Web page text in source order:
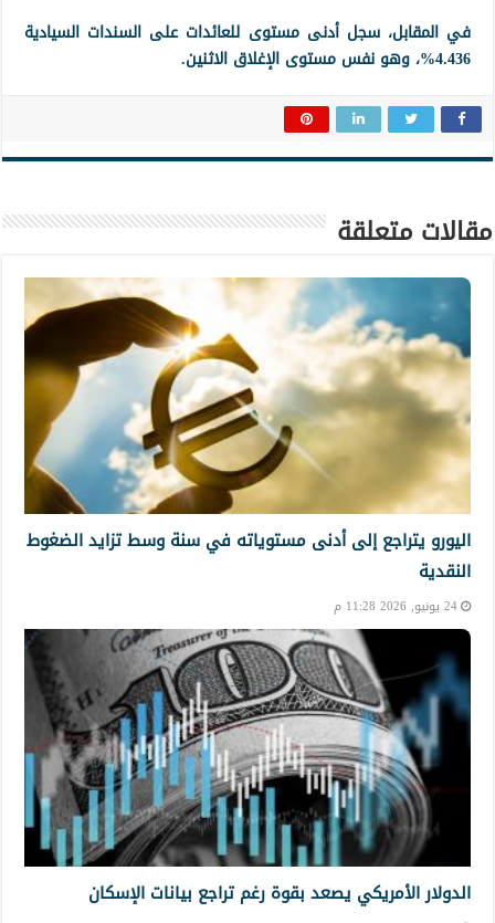
في المقابل، سجل أدنى مستوى للعائدات على السندات السيادية
4.436%، وهو نفس مستوى الإغلاق الاثنين.
مقالات متعلقة
اليورو يتراجع إلى أدنى مستوياته في سنة وسط تزايد الضغوط
النقدية
24 يونيو, 2026 11:28 م
الدولار الأمريكي يصعد بقوة رغم تراجع بيانات الإسكان